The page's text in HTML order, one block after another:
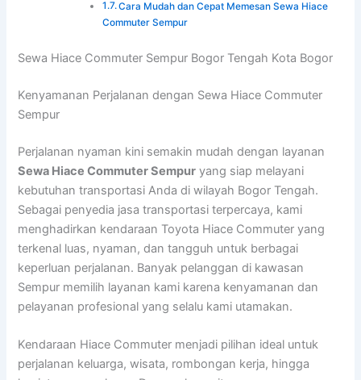
Cara Mudah dan Cepat Memesan Sewa Hiace
Commuter Sempur
Sewa Hiace Commuter Sempur Bogor Tengah Kota Bogor
Kenyamanan Perjalanan dengan Sewa Hiace Commuter
Sempur
Perjalanan nyaman kini semakin mudah dengan layanan
Sewa Hiace Commuter Sempur yang siap melayani
kebutuhan transportasi Anda di wilayah Bogor Tengah.
Sebagai penyedia jasa transportasi terpercaya, kami
menghadirkan kendaraan Toyota Hiace Commuter yang
terkenal luas, nyaman, dan tangguh untuk berbagai
keperluan perjalanan. Banyak pelanggan di kawasan
Sempur memilih layanan kami karena kenyamanan dan
pelayanan profesional yang selalu kami utamakan.
Kendaraan Hiace Commuter menjadi pilihan ideal untuk
perjalanan keluarga, wisata, rombongan kerja, hingga